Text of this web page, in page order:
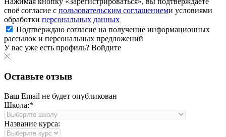
своё согласие с пользовательским соглашениеми условиями
обработки персональных данных
Подтверждаю согласие на получение информационных
рассылок и персональных предложений
У вас уже есть профиль? Войдите
Оставьте отзыв
Ваш Email не будет опубликован
Школа:*
Название курса: